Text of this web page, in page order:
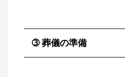
➂ 葬儀の準備